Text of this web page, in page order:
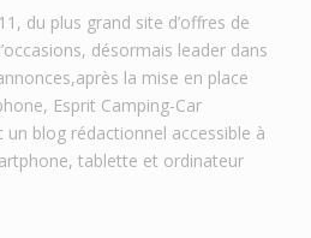
du plus grand site d’offres de
désormais leader dans
la mise en place
Esprit Camping-Car
blog rédactionnel accessible à
tablette et ordinateur